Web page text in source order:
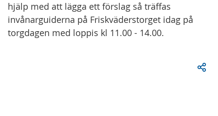
hjälp med att lägga ett förslag så träffas
invånarguiderna på Friskväderstorget idag på
torgdagen med loppis kl 11.00 - 14.00.